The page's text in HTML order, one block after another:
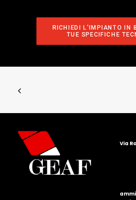
RICHIEDI L'IMPIANTO IN
TUE SPECIFICHE
Via